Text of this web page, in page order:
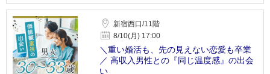
新宿西口/11階
8/10(月) 17:00
＼重い婚活も、先の見えない恋愛も卒業
／ 高収入男性との『同じ温度感』の出会
い